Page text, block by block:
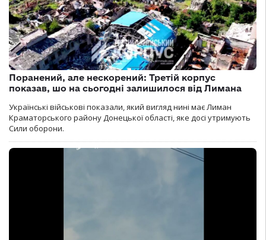
Поранений, але нескорений: Третій корпус
показав, шо на сьогодні залишилося від Лимана
Українські військові показали, який вигляд нині має Лиман
Краматорського району Донецької області, яке досі утримують
Сили оборони.